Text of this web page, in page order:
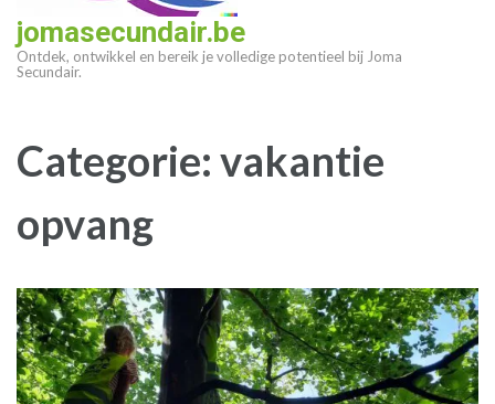
jomasecundair.be
Ontdek, ontwikkel en bereik je volledige potentieel bij Joma
Secundair.
Categorie:vakantie
opvang